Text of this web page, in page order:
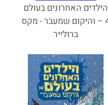
הילדים האחרונים בעולם
4 – והיקום שמעבר - מקס
ברולייר